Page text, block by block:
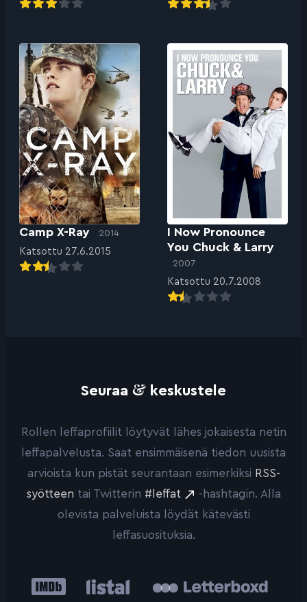
Camp X-Ray 2014
Katsottu 27.6.2015
I Now Pronounce
You Chuck & Larry
2007
Katsottu 20.7.2008
Seuraa & keskustele
Rollen leffaprofiilit löytyvät lähes jokaisesta netin
leffapalvelusta. Saat ensimmäisenä tiedon uusista
arvioista kun pistät seurantaan esimerkiksi RSS-
syötteen tai Twitterin #leffat
-hashtagin. Alla
olevista palveluista löydät kätevästi
leffasuosituksia.
IMDb Listal